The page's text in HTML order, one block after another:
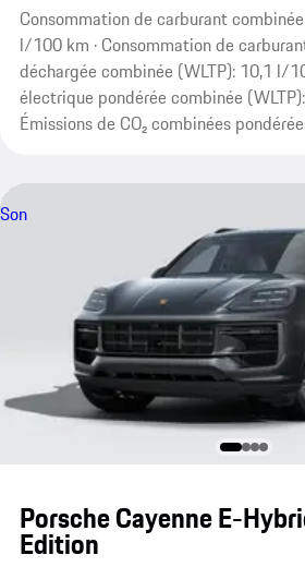
Consommation de carburant
l/100 km · Consommation de
déchargée combinée (WLTP): 10,1 l/
électrique pondérée combinée
Émissions de CO₂ combinées
Son
Porsche Cayenne E-
Edition